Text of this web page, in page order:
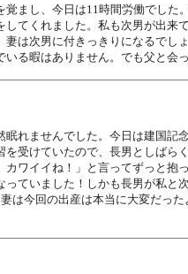
まし、今日は11時間労働でし
てくれました。私も次男が出
は次男に付きっきりになるで
る暇はありません。でも父と会
れませんでした。今日は建国
受けていたので、長男としば
ワイイね！」と言ってずっと
ていました！しかも長男が私
は今回の出産は本当に大変だっ